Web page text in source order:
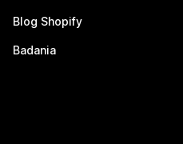
Blog Shopify
Badania